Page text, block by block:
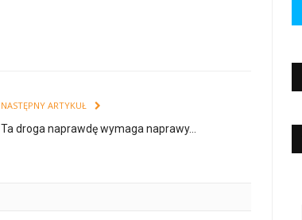
NASTĘPNY ARTYKUŁ
Ta droga naprawdę wymaga naprawy…